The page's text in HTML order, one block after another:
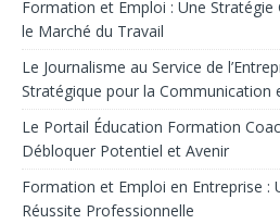
Formation et Emploi : Une Stratégie
le Marché du Travail
Le Journalisme au Service de
Stratégique pour la Communication
Le Portail Éducation Formation
Débloquer Potentiel et Avenir
Formation et Emploi en Entreprise :
Réussite Professionnelle